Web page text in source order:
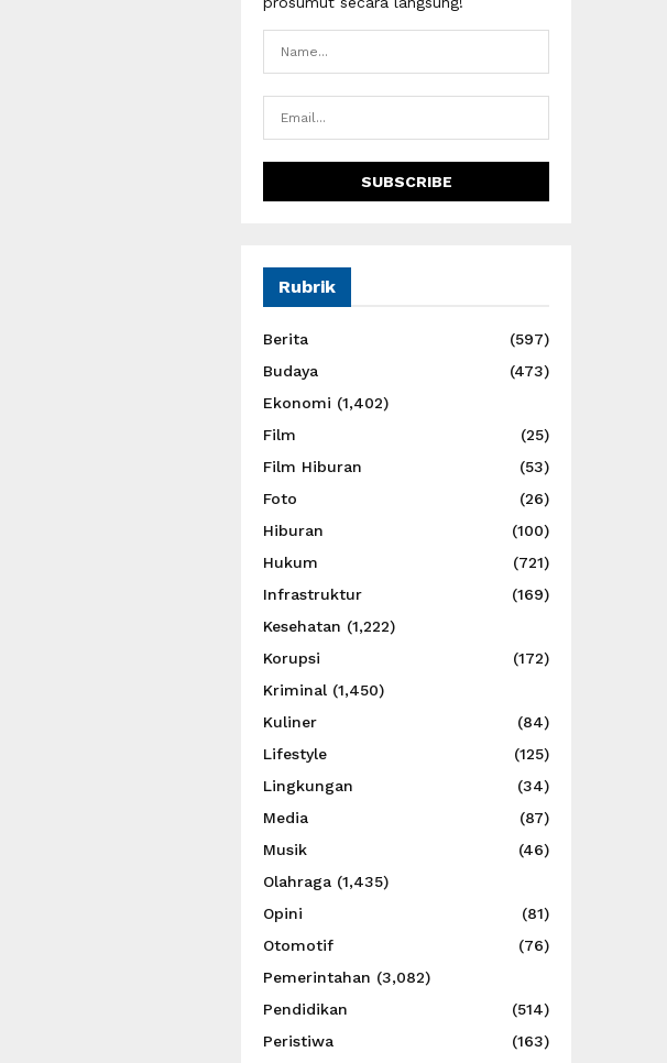
Rubrik
Berita
(597)
Budaya
(473)
Ekonomi (1,402)
Film
(25)
Film Hiburan
(53)
Foto
(26)
Hiburan
(100)
Hukum
(721)
Infrastruktur
(169)
Kesehatan (1,222)
Korupsi
(172)
Kriminal (1,450)
Kuliner
(84)
Lifestyle
(125)
Lingkungan
(34)
Media
(87)
Musik
(46)
Olahraga (1,435)
Opini
(81)
Otomotif
(76)
Pemerintahan (3,082)
Pendidikan
(514)
Peristiwa
(163)